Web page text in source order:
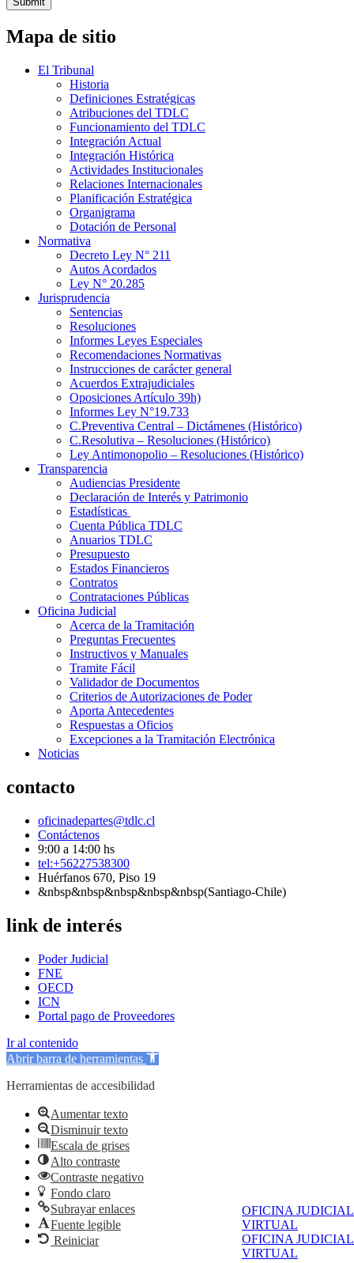
OFICINA JUDICIAL
VIRTUAL
OFICINA JUDICIAL
VIRTUAL
Mapa de sitio
El Tribunal
Historia
Definiciones Estratégicas
Atribuciones del TDLC
Funcionamiento del TDLC
Integración Actual
Integración Histórica
Actividades Institucionales
Relaciones Internacionales
Planificación Estratégica
Organigrama
Dotación de Personal
Normativa
Decreto Ley N° 211
Autos Acordados
Ley N° 20.285
Jurisprudencia
Sentencias
Resoluciones
Informes Leyes Especiales
Recomendaciones Normativas
Instrucciones de carácter general
Acuerdos Extrajudiciales
Oposiciones Artículo 39h)
Informes Ley N°19.733
C.Preventiva Central – Dictámenes (Histórico)
C.Resolutiva – Resoluciones (Histórico)
Ley Antimonopolio – Resoluciones (Histórico)
Transparencia
Audiencias Presidente
Declaración de Interés y Patrimonio
Estadísticas
Cuenta Pública TDLC
Anuarios TDLC
Presupuesto
Estados Financieros
Contratos
Contrataciones Públicas
Oficina Judicial
Acerca de la Tramitación
Preguntas Frecuentes
Instructivos y Manuales
Tramite Fácil
Validador de Documentos
Criterios de Autorizaciones de Poder
Aporta Antecedentes
Respuestas a Oficios
Excepciones a la Tramitación Electrónica
Noticias
contacto
oficinadepartes@tdlc.cl
Contáctenos
9:00 a 14:00 hs
tel:+56227538300
Huérfanos 670, Piso 19
&nbsp&nbsp&nbsp&nbsp&nbsp(Santiago-Chile)
link de interés
Poder Judicial
FNE
OECD
ICN
Portal pago de Proveedores
Ir al contenido
Abrir barra de herramientas
Herramientas de accesibilidad
Aumentar texto
Disminuir texto
Escala de grises
Alto contraste
Contraste negativo
Fondo claro
Subrayar enlaces
Fuente legible
Reiniciar